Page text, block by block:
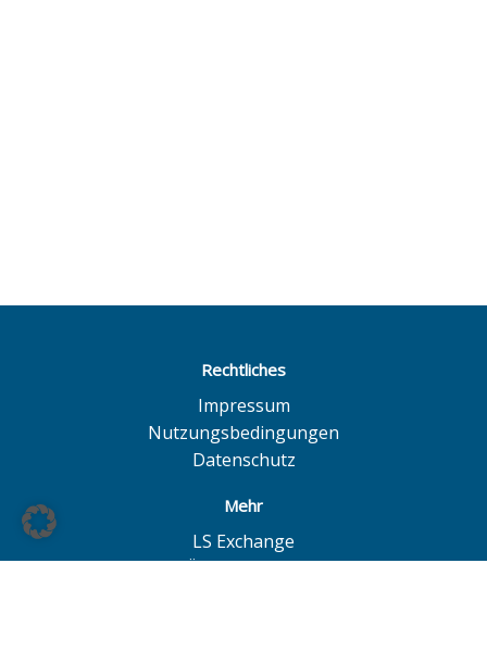
Rechtliches
Impressum
Nutzungsbedingungen
Datenschutz
Mehr
LS Exchange
BÖAG Börsen AG